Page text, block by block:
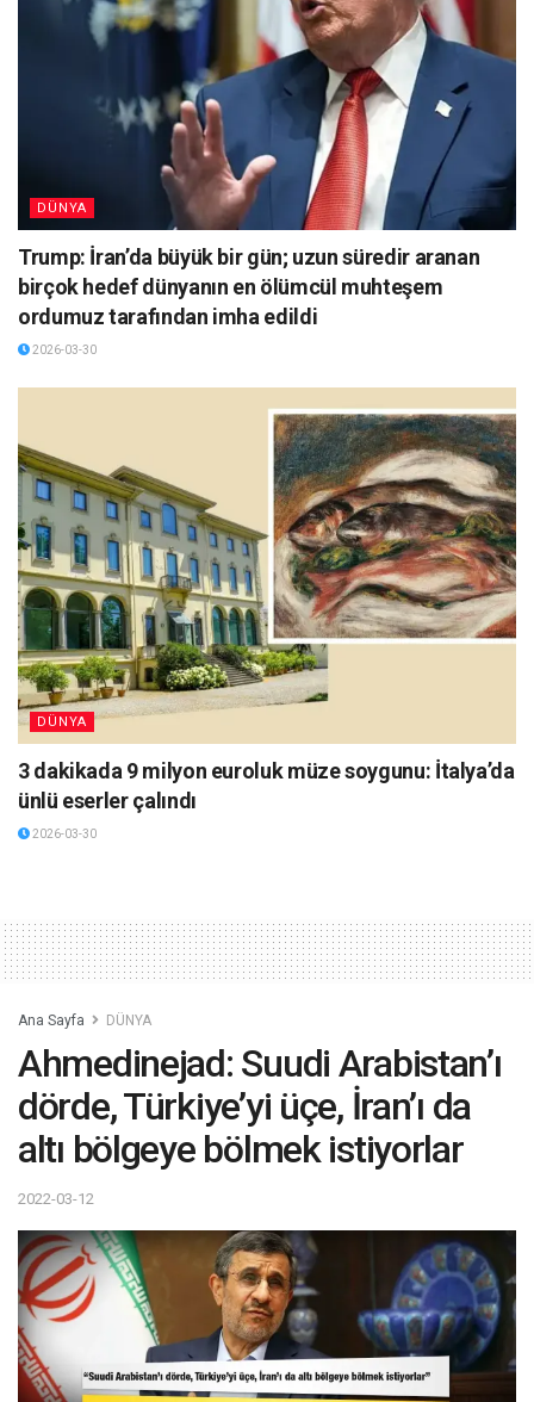
DÜNYA
Trump: İran’da büyük bir gün; uzun süredir aranan
birçok hedef dünyanın en ölümcül muhteşem
ordumuz tarafından imha edildi
2026-03-30
DÜNYA
3 dakikada 9 milyon euroluk müze soygunu: İtalya’da
ünlü eserler çalındı
2026-03-30
Ana Sayfa DÜNYA
Ahmedinejad: Suudi Arabistan’ı
dörde, Türkiye’yi üçe, İran’ı da
altı bölgeye bölmek istiyorlar
2022-03-12